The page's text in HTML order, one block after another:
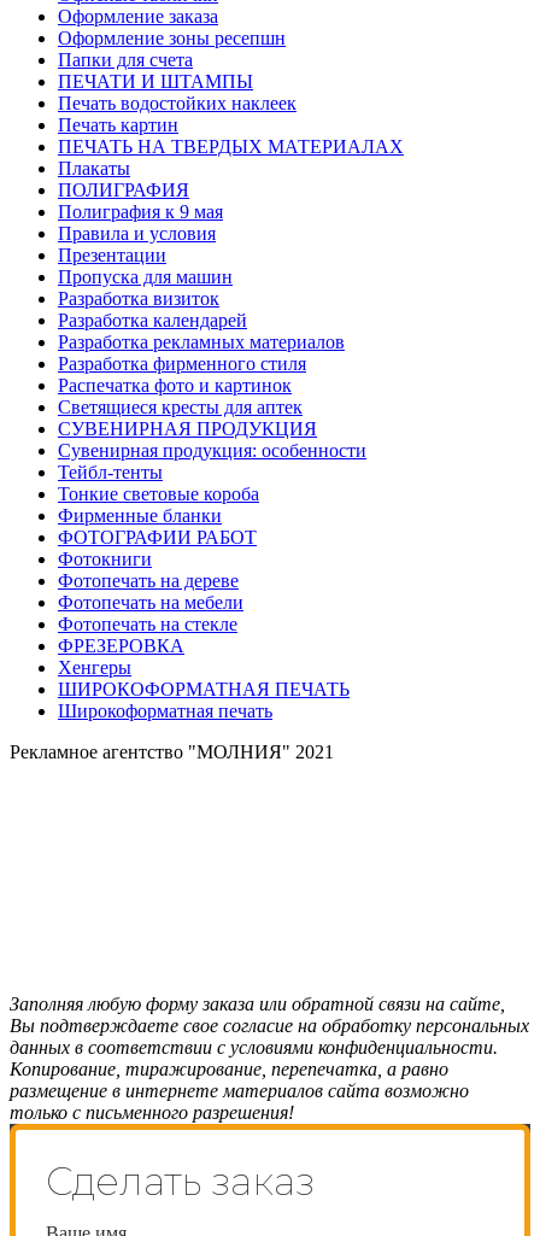
Оформление заказа
Оформление зоны ресепшн
Папки для счета
ПЕЧАТИ И ШТАМПЫ
Печать водостойких наклеек
Печать картин
ПЕЧАТЬ НА ТВЕРДЫХ МАТЕРИАЛАХ
Плакаты
ПОЛИГРАФИЯ
Полиграфия к 9 мая
Правила и условия
Презентации
Пропуска для машин
Разработка визиток
Разработка календарей
Разработка рекламных материалов
Разработка фирменного стиля
Распечатка фото и картинок
Светящиеся кресты для аптек
СУВЕНИРНАЯ ПРОДУКЦИЯ
Сувенирная продукция: особенности
Тейбл-тенты
Тонкие световые короба
Фирменные бланки
ФОТОГРАФИИ РАБОТ
Фотокниги
Фотопечать на дереве
Фотопечать на мебели
Фотопечать на стекле
ФРЕЗЕРОВКА
Хенгеры
ШИРОКОФОРМАТНАЯ ПЕЧАТЬ
Широкоформатная печать
Рекламное агентство "МОЛНИЯ" 2021
Заполняя любую форму заказа или обратной связи на сайте,
Вы подтверждаете свое согласие на обработку персональных
данных в соответствии с условиями конфиденциальности.
Копирование, тиражирование, перепечатка, а равно
размещение в интернете материалов сайта возможно
только с письменного разрешения!
Сделать заказ